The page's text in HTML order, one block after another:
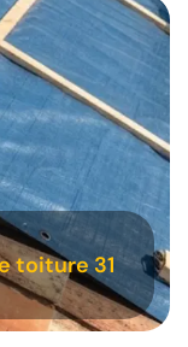
toiture 31